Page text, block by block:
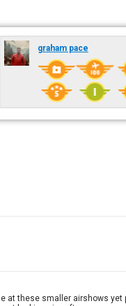
graham pace
at these smaller airshows yet